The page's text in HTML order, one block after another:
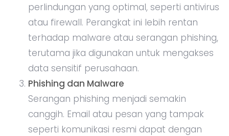
perlindungan yang optimal, seperti antivirus
atau firewall. Perangkat ini lebih rentan
terhadap malware atau serangan phishing,
terutama jika digunakan untuk mengakses
data sensitif perusahaan.
Phishing dan Malware
Serangan phishing menjadi semakin
canggih. Email atau pesan yang tampak
seperti komunikasi resmi dapat dengan